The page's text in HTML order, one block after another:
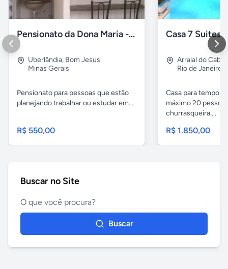
Pensionato da Dona Maria - Uberlândia/MG
Uberlândia, Bom Jesus
Minas Gerais
Pensionato para pessoas que estão
planejando trabalhar ou estudar em...
R$ 550,00
Arraial do Cabo
Rio de Janeiro
Casa para
máximo 20
churrasqueira,...
R$ 1.850,00
Buscar no Site
Buscar